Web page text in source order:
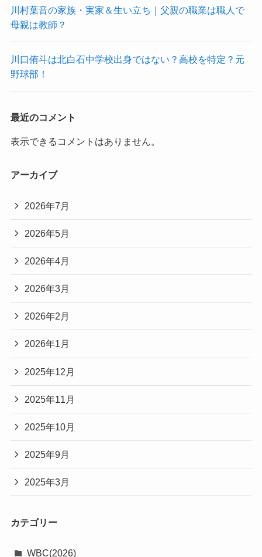
川村葉音の家族・実家＆生い立ち｜父親の職業は職人で
母親は教師？
川口侑斗は北白石中学校出身ではない？高校を特定？元
野球部！
最近のコメント
表示できるコメントはありません。
アーカイブ
2026年7月
2026年5月
2026年4月
2026年3月
2026年2月
2026年1月
2025年12月
2025年11月
2025年10月
2025年9月
2025年3月
カテゴリー
WBC(2026)